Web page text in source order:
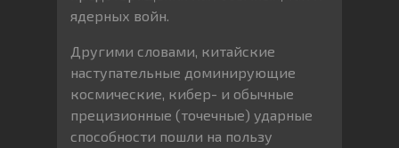
ядерных войн.
Другими словами, китайские
наступательные доминирующие
космические, кибер- и обычные
прецизионные (точечные) ударные
способности пошли на пользу